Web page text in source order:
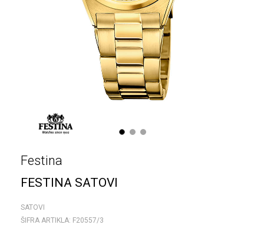
1 2 3
Festina
FESTINA SATOVI
SATOVI
ŠIFRA ARTIKLA: F20557/3